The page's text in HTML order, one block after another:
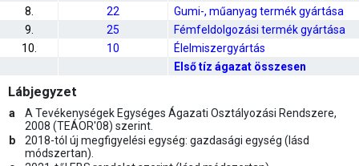
8.
22
Gumi-, műanyag termék gyártása
9.
25
Fémfeldolgozási termék gyártása
10.
10
Élelmiszergyártás
Első tíz ágazat összesen
Lábjegyzet
a
A Tevékenységek Egységes Ágazati Osztályozási Rendszere,
2008 (TEÁOR'08) szerint.
b
2018-tól új megfigyelési egység: gazdasági egység (lásd
módszertan).